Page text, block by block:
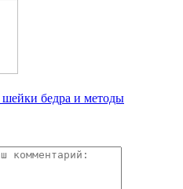
бедра и методы